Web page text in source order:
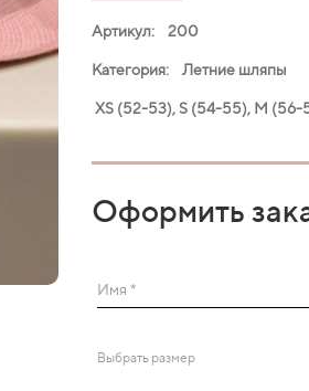
Артикул: 200
Категория: Летние шляпы
XS (52-53), S (54-55), M (56-
Оформить
Имя *
Выбрать размер